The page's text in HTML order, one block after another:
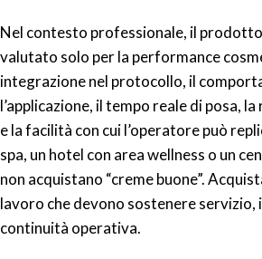
Nel contesto professionale, il
valutato solo per la performance
integrazione nel protocollo, il
l’applicazione, il tempo reale di posa,
e la facilità con cui l’operatore può
spa, un hotel con area wellness o un
non acquistano “creme buone”.
lavoro che devono sostenere servizio,
continuità operativa.